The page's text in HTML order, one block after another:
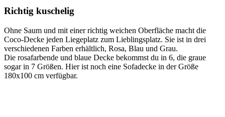
Richtig kuschelig
Ohne Saum und mit einer richtig weichen Oberfläche macht die
Coco-Decke jeden Liegeplatz zum Lieblingsplatz. Sie ist in drei
verschiedenen Farben erhältlich, Rosa, Blau und Grau.
Die rosafarbende und blaue Decke bekommst du in 6, die graue
sogar in 7 Größen. Hier ist noch eine Sofadecke in der Größe
180x100 cm verfügbar.